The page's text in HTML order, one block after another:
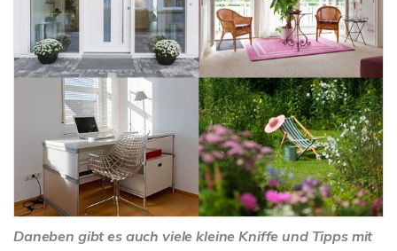
Daneben gibt es auch viele kleine Kniffe und Tipps mit